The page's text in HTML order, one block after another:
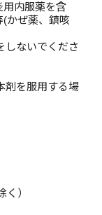
用内服薬を含
(かぜ薬、鎮咳
しないでくださ
剤を服用する場
）